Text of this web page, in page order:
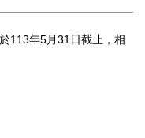
113年5月31日截止，相